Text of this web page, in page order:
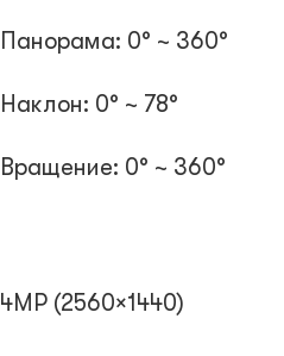
Панорама: 0° ~ 360°
Наклон: 0° ~ 78°
Вращение: 0° ~ 360°
4MP (2560×1440)